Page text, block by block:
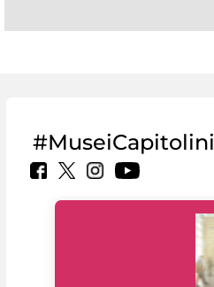
#MuseiCapitolini